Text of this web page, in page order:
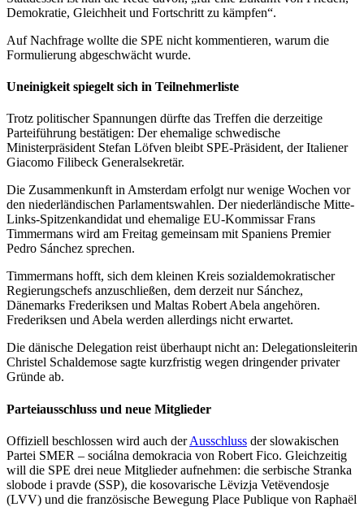
Demokratie, Gleichheit und Fortschritt zu kämpfen“.
Auf Nachfrage wollte die SPE nicht kommentieren, warum die
Formulierung abgeschwächt wurde.
Uneinigkeit spiegelt sich in Teilnehmerliste
Trotz politischer Spannungen dürfte das Treffen die derzeitige
Parteiführung bestätigen: Der ehemalige schwedische
Ministerpräsident Stefan Löfven bleibt SPE-Präsident, der Italiener
Giacomo Filibeck Generalsekretär.
Die Zusammenkunft in Amsterdam erfolgt nur wenige Wochen vor
den niederländischen Parlamentswahlen. Der niederländische Mitte-
Links-Spitzenkandidat und ehemalige EU-KommissarFrans
Timmermans wird am Freitag gemeinsam mit Spaniens Premier
Pedro Sánchez sprechen.
Timmermans hofft, sich dem kleinen Kreis sozialdemokratischer
Regierungschefs anzuschließen, dem derzeit nur Sánchez,
Dänemarks Frederiksen und Maltas Robert Abela angehören.
Frederiksen und Abela werden allerdings nicht erwartet.
Die dänische Delegation reist überhaupt nicht an: Delegationsleiterin
Christel Schaldemose sagte kurzfristig wegen dringender privater
Gründe ab.
Parteiausschluss und neue Mitglieder
Offiziell beschlossen wird auch derAusschluss der slowakischen
Partei SMER – sociálna demokracia von Robert Fico. Gleichzeitig
will die SPE drei neue Mitglieder aufnehmen: die serbische Stranka
slobode i pravde (SSP), die kosovarische Lëvizja Vetëvendosje
(LVV) und die französische Bewegung Place Publique von Raphaël